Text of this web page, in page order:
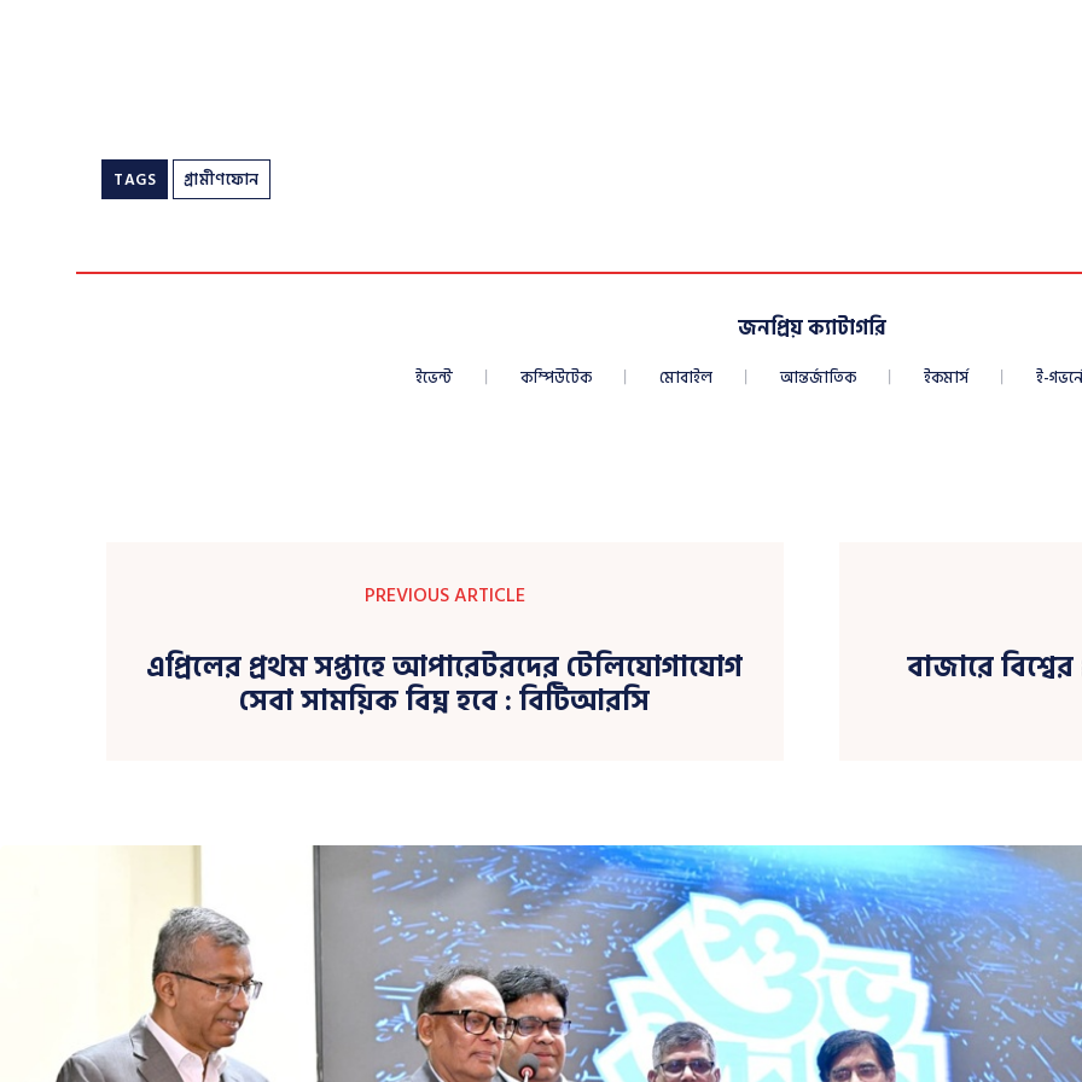
TAGS গ্রামীণফোন
জনপ্রিয় ক্যাটাগরি
ইভেন্ট কম্পিউটেক মোবাইল আন্তর্জাতিক ইকমার্স ই-
PREVIOUS ARTICLE
এপ্রিলের প্রথম সপ্তাহে আপারেটরদের টেলিযোগাযোগ
সেবা সাময়িক বিঘ্ন হবে : বিটিআরসি
বাজারে